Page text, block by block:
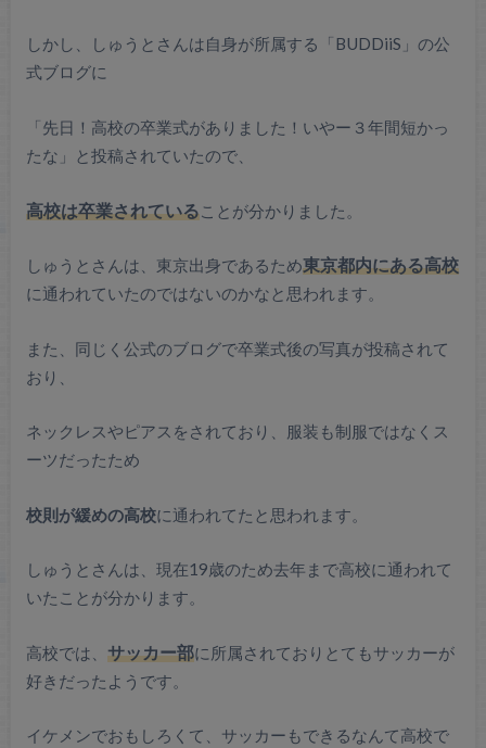
しかし、しゅうとさんは自身が所属する「BUDDiiS」の公
式ブログに
「先日！高校の卒業式がありました！いやー３年間短かっ
たな」と投稿されていたので、
高校は卒業されていることが分かりました。
しゅうとさんは、東京出身であるため東京都内にある高校
に通われていたのではないのかなと思われます。
また、同じく公式のブログで卒業式後の写真が投稿されて
おり、
ネックレスやピアスをされており、服装も制服ではなくス
ーツだったため
校則が緩めの高校に通われてたと思われます。
しゅうとさんは、現在19歳のため去年まで高校に通われて
いたことが分かります。
高校では、 サッカー部に所属されておりとてもサッカーが
好きだったようです。
イケメンでおもしろくて、サッカーもできるなんて高校で